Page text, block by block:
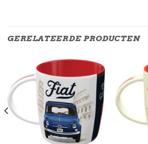
GERELATEERDE PRODUCTEN